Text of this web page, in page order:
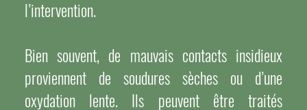
l’intervention.
Bien souvent, de mauvais contacts insidieux
proviennent de soudures sèches ou d’une
oxydation lente. Ils peuvent être traités